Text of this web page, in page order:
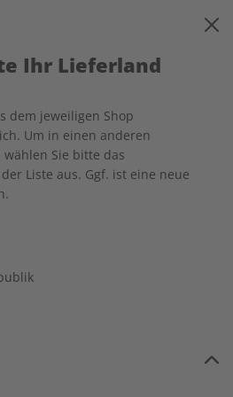
0
DE 265 973 410
Ihr Lieferland
dem jeweiligen Shop
Um in einen anderen
Sie bitte das
Liste aus. Ggf. ist eine neue